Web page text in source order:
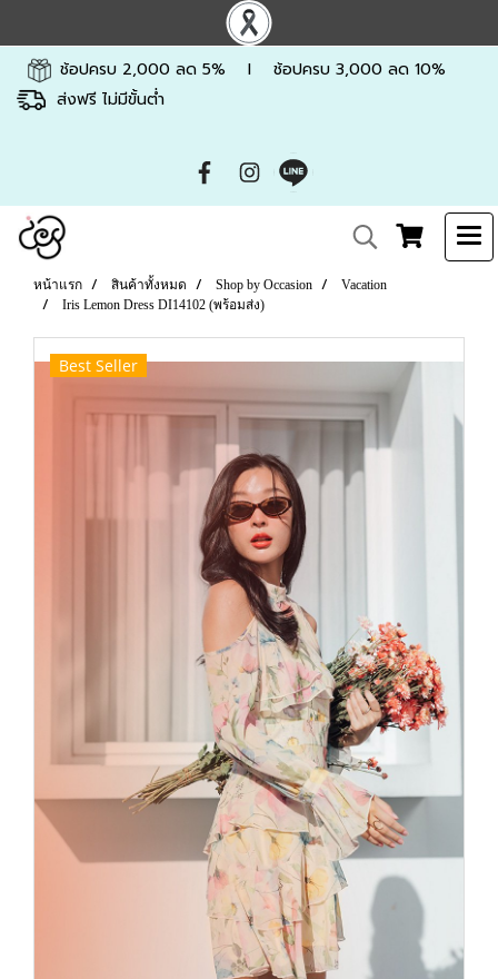
ช้อปครบ 2,000 ลด 5% l ช้อปครบ 3,000 ลด 10%
ส่งฟรี ไม่มีขั้นต่ำ
หน้าแรก สินค้าทั้งหมด Shop by Occasion
Vacation
Iris Lemon Dress DI14102 (พร้อมส่ง)
Best Seller